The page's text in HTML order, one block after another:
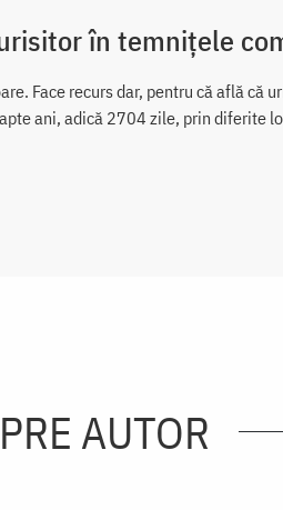
în temnițele
Face recurs dar, pentru că află că
ani, adică 2704 zile, prin diferite
AUTOR